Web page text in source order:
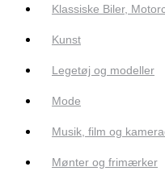
Klassiske Biler,
Kunst
Legetøj og modeller
Mode
Musik, film og
Mønter og frimærker